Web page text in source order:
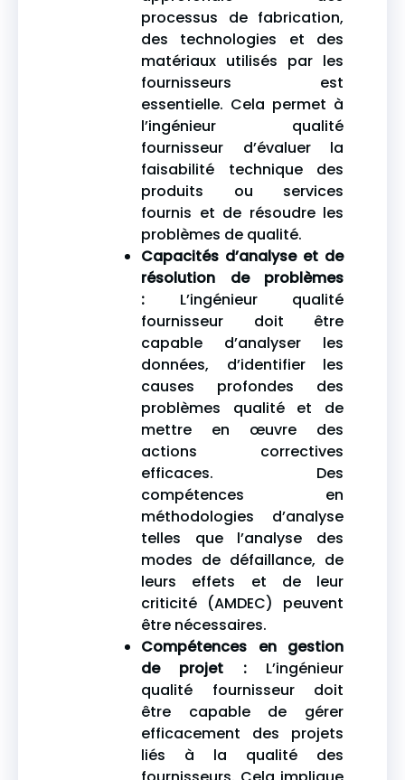
processus de fabrication,
des technologies et des
matériaux utilisés par les
fournisseurs est
essentielle. Cela permet à
l’ingénieur qualité
fournisseur d’évaluer la
faisabilité technique des
produits ou services
fournis et de résoudre les
problèmes de qualité.
Capacités d’analyse et de
résolution de problèmes
: L’ingénieur qualité
fournisseur doit être
capable d’analyser les
données, d’identifier les
causes profondes des
problèmes qualité et de
mettre en œuvre des
actions correctives
efficaces. Des
compétences en
méthodologies d’analyse
telles que l’analyse des
modes de défaillance, de
leurs effets et de leur
criticité (AMDEC) peuvent
être nécessaires.
Compétences en gestion
de projet :L’ingénieur
qualité fournisseur doit
être capable de gérer
efficacement des projets
liés à la qualité des